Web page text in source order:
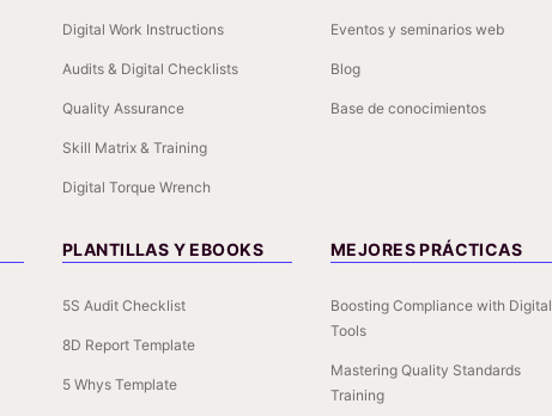
Digital Work Instructions
Audits & Digital Checklists
Quality Assurance
Skill Matrix & Training
Digital Torque Wrench
Eventos y seminarios web
Blog
Base de conocimientos
PLANTILLAS Y EBOOKS
5S Audit Checklist
8D Report Template
5 Whys Template
MEJORES PRÁCTICAS
Boosting Compliance with Digital
Tools
Mastering Quality Standards
Training